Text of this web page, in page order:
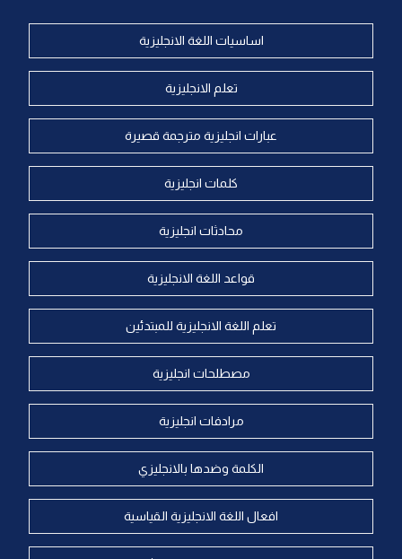
اساسيات اللغة الانجليزية
تعلم الانجليزية
عبارات انجليزية مترجمة قصيرة
كلمات انجليزية
محادثات انجليزية
قواعد اللغة الانجليزية
تعلم اللغة الانجليزية للمبتدئين
مصطلحات انجليزية
مرادفات انجليزية
الكلمة وضدها بالانجليزي
افعال اللغة الانجليزية القياسية